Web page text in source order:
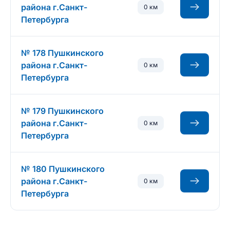
района г.Санкт-
Петербурга
0 км
№ 178 Пушкинского
района г.Санкт-
Петербурга
0 км
№ 179 Пушкинского
района г.Санкт-
Петербурга
0 км
№ 180 Пушкинского
района г.Санкт-
Петербурга
0 км